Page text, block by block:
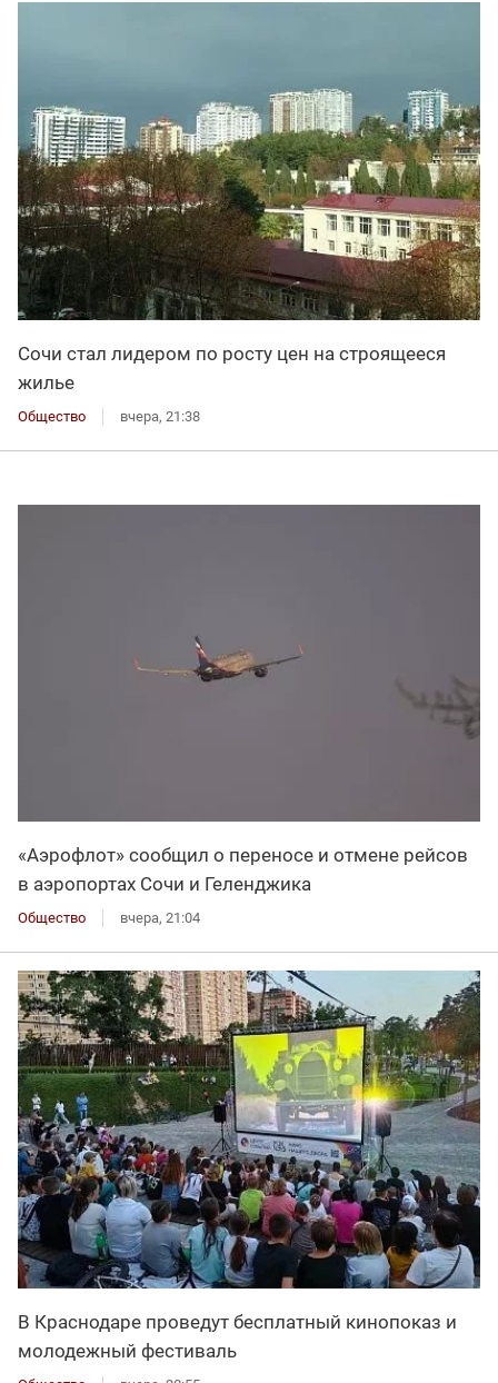
Сочи стал лидером по росту цен на строящееся
жилье
Общество вчера, 21:38
«Аэрофлот» сообщил о переносе и отмене рейсов
в аэропортах Сочи и Геленджика
Общество вчера, 21:04
В Краснодаре проведут бесплатный кинопоказ и
молодежный фестиваль